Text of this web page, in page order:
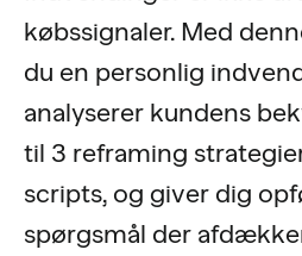
købssignaler. Med
du en personlig
analyserer kundens
til 3 reframing
scripts, og giver dig
spørgsmål der